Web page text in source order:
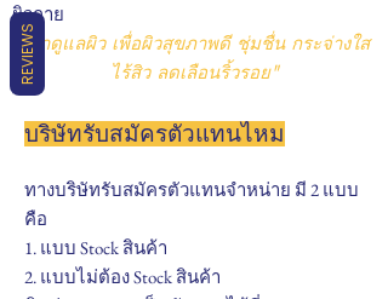
ผิวกาย
"มาดูแลผิว เพื่อผิวสุขภาพดี ชุ่มชื่น กระจ่างใส
ไร้สิว ลดเลือนริ้วรอย"
บริษัทรับสมัครตัวแทนไหม
ทางบริษัทรับสมัครตัวแทนจำหน่าย มี 2 แบบ
คือ
1. แบบ Stock สินค้า
2. แบบไม่ต้อง Stock สินค้า
REVIEWS